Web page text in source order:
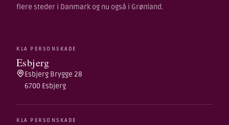
flere steder i Danmark og nu også i Grønland.
KLA PERSONSKADE
Esbjerg
Esbjerg Brygge 28
6700 Esbjerg
KLA PERSONSKADE